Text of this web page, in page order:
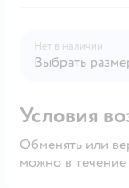
Нет в наличии
Выбрать
Условия
Обменять или
можно в